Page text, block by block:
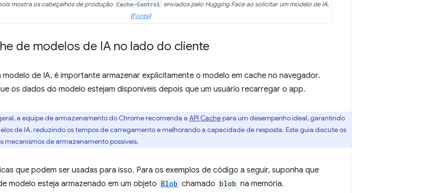
mostra os cabeçalhos de produção Cache-Control enviados pelo Hugging Face ao solicitar um modelo de IA.
(Fonte)
de modelos de IA no lado do cliente
modelo de IA, é importante armazenar explicitamente o modelo em cache no navegador.
os dados do modelo estejam disponíveis depois que um usuário recarregar o app.
a equipe de armazenamento do Chrome recomenda a API Cachepara um desempenho ideal, garantindo
de IA, reduzindo os tempos de carregamento e melhorando a capacidade de resposta. Este guia discute os
mecanismos de armazenamento possíveis.
que podem ser usadas para isso. Para os exemplos de código a seguir, suponha que
modelo esteja armazenado em um objeto Blob chamado blob na memória.